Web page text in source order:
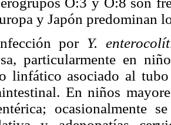
y Japón predominan
por Y.
particularmente en
linfático asociado al
En niños
ocasionalmente